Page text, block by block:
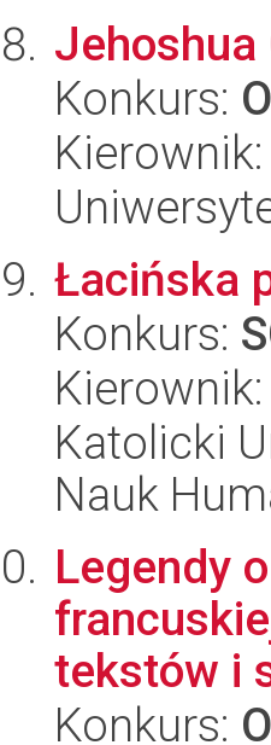
Konkurs:
Łacińska
Konkurs:
Katolicki
Nauk
Legendy
tekstów i
Konkurs: